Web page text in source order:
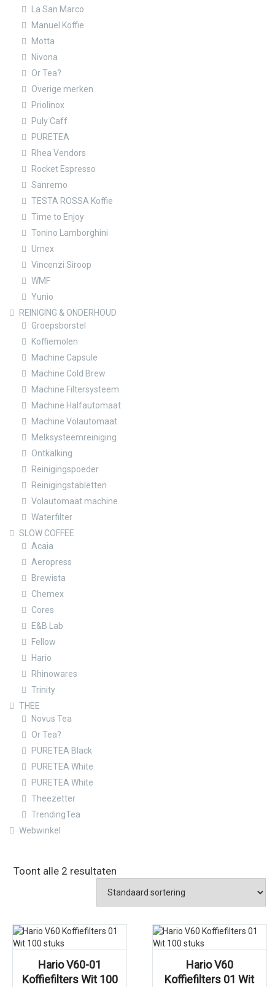
La San Marco
Manuel Koffie
Motta
Nivona
Or Tea?
Overige merken
Priolinox
Puly Caff
PURETEA
Rhea Vendors
Rocket Espresso
Sanremo
TESTA ROSSA Koffie
Time to Enjoy
Tonino Lamborghini
Urnex
Vincenzi Siroop
WMF
Yunio
REINIGING & ONDERHOUD
Groepsborstel
Koffiemolen
Machine Capsule
Machine Cold Brew
Machine Filtersysteem
Machine Halfautomaat
Machine Volautomaat
Melksysteemreiniging
Ontkalking
Reinigingspoeder
Reinigingstabletten
Volautomaat machine
Waterfilter
SLOW COFFEE
Acaia
Aeropress
Brewista
Chemex
Cores
E&B Lab
Fellow
Hario
Rhinowares
Trinity
THEE
Novus Tea
Or Tea?
PURETEA Black
PURETEA White
PURETEA White
Theezetter
TrendingTea
Webwinkel
Toont alle 2 resultaten
Hario V60-01
Koffiefilters Wit 100
Hario V60
Koffiefilters 01 Wit